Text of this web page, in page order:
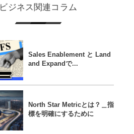
ビジネス関連コラム
Sales Enablement と Land
and Expandで...
North Star Metricとは？＿指
標を明確にするために